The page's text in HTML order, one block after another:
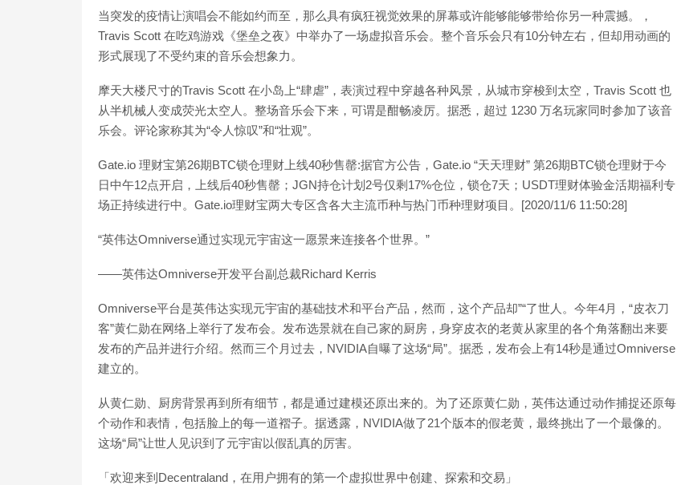
当突发的疫情让演唱会不能如约而至，那么具有疯狂视觉效果的屏幕或许能够能够带给你另一种震撼。，
Travis Scott 在吃鸡游戏《堡垒之夜》中举办了一场虚拟音乐会。整个音乐会只有10分钟左右，但却用动画的
形式展现了不受约束的音乐会想象力。
摩天大楼尺寸的Travis Scott 在小岛上“肆虐”，表演过程中穿越各种风景，从城市穿梭到太空，Travis Scott 也
从半机械人变成荧光太空人。整场音乐会下来，可谓是酣畅凌厉。据悉，超过 1230 万名玩家同时参加了该音
乐会。评论家称其为“令人惊叹”和“壮观”。
Gate.io 理财宝第26期BTC锁仓理财上线40秒售罄:据官方公告，Gate.io “天天理财” 第26期BTC锁仓理财于今
日中午12点开启，上线后40秒售罄；JGN持仓计划2号仅剩17%仓位，锁仓7天；USDT理财体验金活期福利专
场正持续进行中。Gate.io理财宝两大专区含各大主流币种与热门币种理财项目。[2020/11/6 11:50:28]
“英伟达Omniverse通过实现元宇宙这一愿景来连接各个世界。”
——英伟达Omniverse开发平台副总裁Richard Kerris
Omniverse平台是英伟达实现元宇宙的基础技术和平台产品，然而，这个产品却”“了世人。今年4月，“皮衣刀
客”黄仁勋在网络上举行了发布会。发布选景就在自己家的厨房，身穿皮衣的老黄从家里的各个角落翻出来要
发布的产品并进行介绍。然而三个月过去，NVIDIA自曝了这场“局”。据悉，发布会上有14秒是通过Omniverse
建立的。
从黄仁勋、厨房背景再到所有细节，都是通过建模还原出来的。为了还原黄仁勋，英伟达通过动作捕捉还原每
个动作和表情，包括脸上的每一道褶子。据透露，NVIDIA做了21个版本的假老黄，最终挑出了一个最像的。
这场“局”让世人见识到了元宇宙以假乱真的厉害。
「欢迎来到Decentraland，在用户拥有的第一个虚拟世界中创建、探索和交易」